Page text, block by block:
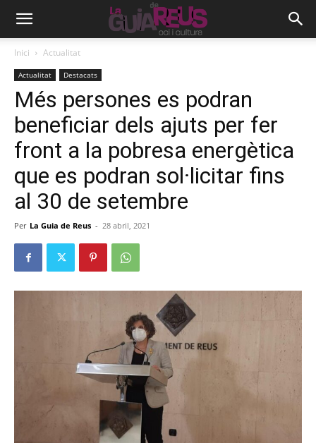
Inici Actualitat
Actualitat Destacats
Més persones es podran
beneficiar dels ajuts per fer
front a la pobresa energètica
que es podran sol·licitar fins
al 30 de setembre
Per La Guia de Reus - 28 abril, 2021